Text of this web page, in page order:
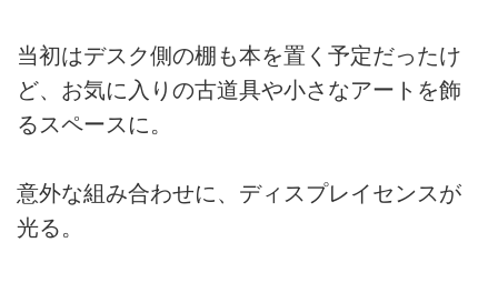
当初はデスク側の棚も本を置く予定だったけ
ど、お気に入りの古道具や小さなアートを飾
るスペースに。
意外な組み合わせに、ディスプレイセンスが
光る。